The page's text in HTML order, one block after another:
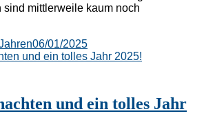
mittlerweile kaum noch
06/01/2025
und ein tolles Jahr